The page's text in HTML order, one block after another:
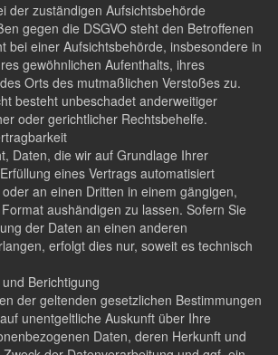
der zuständigen Aufsichtsbehörde
gegen die DSGVO steht den Betroffenen
bei einer Aufsichtsbehörde, insbesondere in
gewöhnlichen Aufenthalts, ihres
Orts des mutmaßlichen Verstoßes zu.
besteht unbeschadet anderweitiger
oder gerichtlicher Rechtsbehelfe.
Daten, die wir auf Grundlage Ihrer
eines Vertrags automatisiert
an einen Dritten in einem gängigen,
aushändigen zu lassen. Sofern Sie
der Daten an einen anderen
erfolgt dies nur, soweit es technisch
Berichtigung
der geltenden gesetzlichen Bestimmungen
unentgeltliche Auskunft über Ihre
Daten, deren Herkunft und